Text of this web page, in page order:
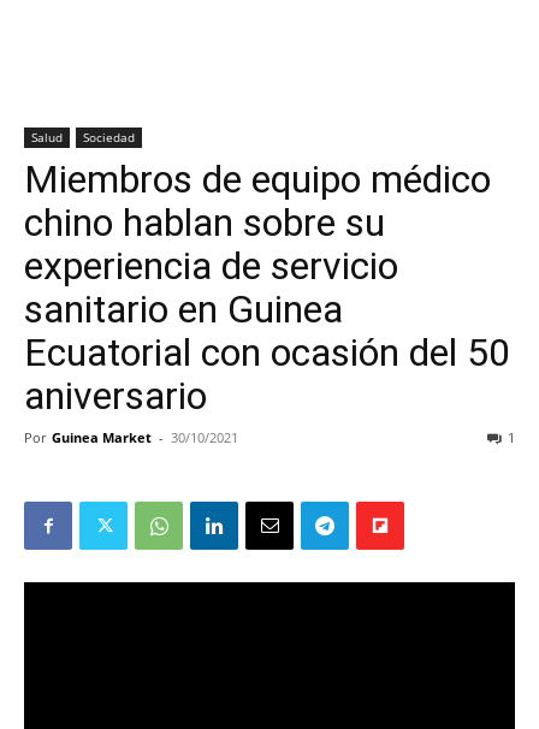
Salud Sociedad
Miembros de equipo médico
chino hablan sobre su
experiencia de servicio
sanitario en Guinea
Ecuatorial con ocasión del 50
aniversario
Por Guinea Market - 30/10/2021 1